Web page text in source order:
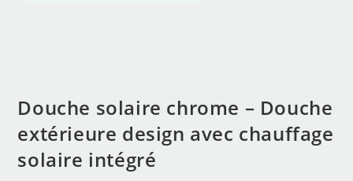
Douche solaire chrome – Douche
extérieure design avec chauffage
solaire intégré